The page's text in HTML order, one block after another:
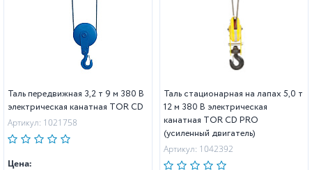
Таль передвижная 3,2 т 9 м 380 В
электрическая канатная TOR CD
Артикул: 1021758
Цена:
Таль стационарная на лапах 5,0 т
12 м 380 В электрическая
канатная TOR CD PRO
(усиленный двигатель)
Артикул: 1042392